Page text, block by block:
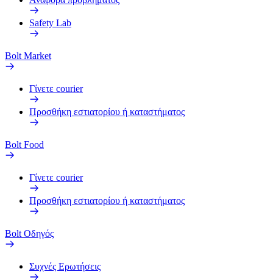
Safety Lab
Bolt Market
Γίνετε courier
Προσθήκη εστιατορίου ή καταστήματος
Bolt Food
Γίνετε courier
Προσθήκη εστιατορίου ή καταστήματος
Bolt Οδηγός
Συχνές Ερωτήσεις